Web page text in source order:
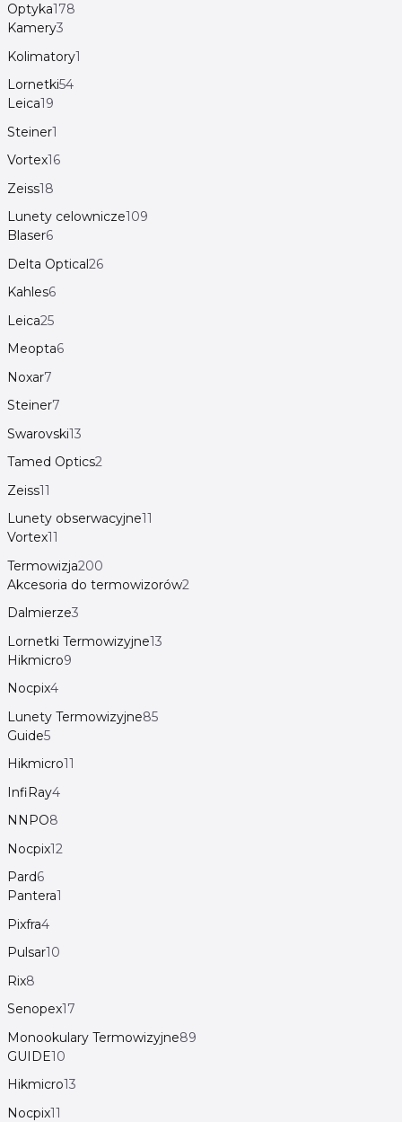
Optyka178
Kamery3
Kolimatory1
Lornetki54
Leica19
Steiner1
Vortex16
Zeiss18
Lunety celownicze109
Blaser6
Delta Optical26
Kahles6
Leica25
Meopta6
Noxar7
Steiner7
Swarovski13
Tamed Optics2
Zeiss11
Lunety obserwacyjne11
Vortex11
Termowizja200
Akcesoria do termowizorów2
Dalmierze3
Lornetki Termowizyjne13
Hikmicro9
Nocpix4
Lunety Termowizyjne85
Guide5
Hikmicro11
InfiRay4
NNPO8
Nocpix12
Pard6
Pantera1
Pixfra4
Pulsar10
Rix8
Senopex17
Monookulary Termowizyjne89
GUIDE10
Hikmicro13
Nocpix11